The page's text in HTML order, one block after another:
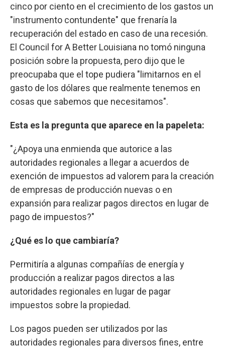
cinco por ciento en el crecimiento de los gastos un
"instrumento contundente" que frenaría la
recuperación del estado en caso de una recesión.
El Council for A Better Louisiana no tomó ninguna
posición sobre la propuesta, pero dijo que le
preocupaba que el tope pudiera "limitarnos en el
gasto de los dólares que realmente tenemos en
cosas que sabemos que necesitamos".
Esta es la pregunta que aparece en la papeleta:
"¿Apoya una enmienda que autorice a las
autoridades regionales a llegar a acuerdos de
exención de impuestos ad valorem para la creación
de empresas de producción nuevas o en
expansión para realizar pagos directos en lugar de
pago de impuestos?"
¿Qué es lo que cambiaría?
Permitiría a algunas compañías de energía y
producción a realizar pagos directos a las
autoridades regionales en lugar de pagar
impuestos sobre la propiedad.
Los pagos pueden ser utilizados por las
autoridades regionales para diversos fines, entre